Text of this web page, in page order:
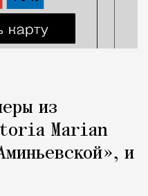
из
Marian
и